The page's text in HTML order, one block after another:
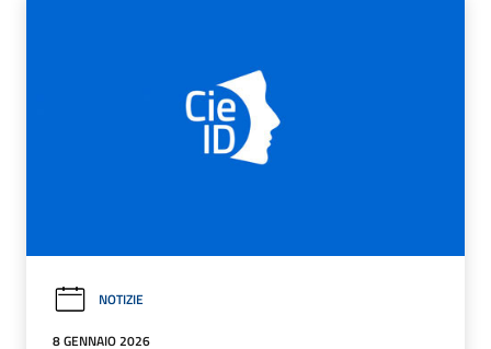
NOTIZIE
8 GENNAIO 2026